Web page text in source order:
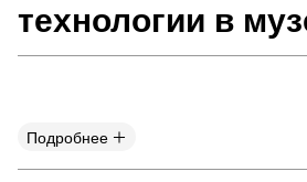
технологии в
Подробнее